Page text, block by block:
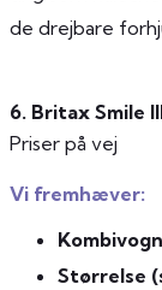
de drejbare
6. Britax Smile
Priser på vej
Vi fremhæver:
Størrelse